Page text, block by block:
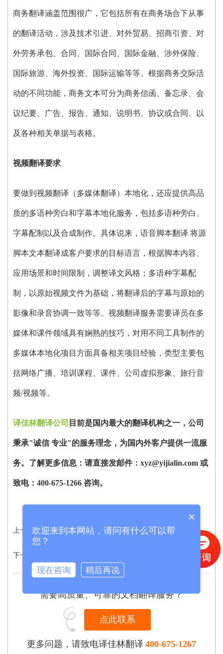
商务翻译涵盖范围很广，它包括所有在商务场合下从事
的翻译活动，涉及技术引进、对外贸易、招商引资、对
外劳务承包、合同、国际合同、国际金融、涉外保险、
国际旅游、海外投资、国际运输等等。根据商务交际活
动的不同功能，商务文本可分为商务信函、备忘录、会
议纪要、广告、报告、通知、说明书、协议或合同、以
及各种相关单据与表格。
视频翻译要求
要做到视频翻译（多媒体翻译）本地化，还应提供高品
质的多语种旁白和字幕本地化服务，包括多语种旁白、
字幕配制以及合成制作。具体说来，语音脚本翻译 将源
脚本文本翻译成客户要求的目标语言，根据脚本内容、
应用场景和时间限制，调整译文风格；多语种字幕配
制，以原始视频文件为基础，将翻译后的字幕与原始的
影像和录音协调一致等等。视频翻译服务需要译员在多
媒体和课件领域具有娴熟的技巧，对用不同工具制作的
多媒体本地化项目方面具备相关项目经验，类型主要包
括网络广播、培训课程、课件、公司虚拟形象、旅行音
频/视频等。
译佳林翻译公司 目前是国内最大的翻译机构之一，公司
秉承"诚信 专业"的服务理念，为国内外客户提供一流服
务。了解更多信息：请直接发邮件： xyz@yijialin.com 或
致电： 400-675-1266 咨询。
上一条：没有了
下一条：
需要高质量、可靠的文档翻译服务？
点此联系
更多问题，请致电译佳林翻译 400-675-1267
×
欢迎来到本网站，请问有什么可以帮
您？
现在咨询 稍后再说